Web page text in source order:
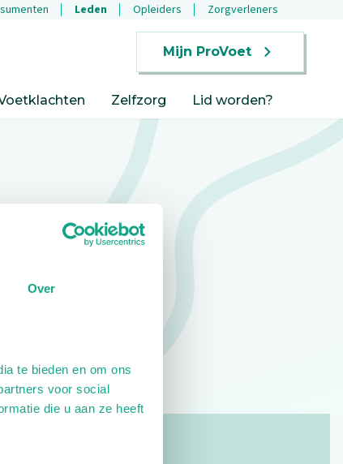
Over
te bieden en om ons
voor social
die u aan ze heeft
Leden Opleiders Zorgverleners
Mijn ProVoet
Zelfzorg Lid worden?